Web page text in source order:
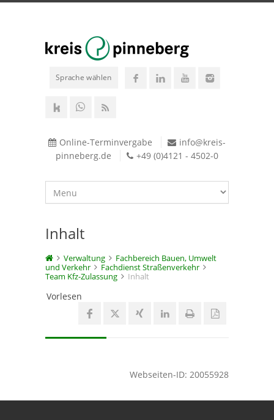
Sprache wählen
Online-Terminvergabe
info@kreis-
pinneberg.de
+49 (0)4121 - 4502-0
Inhalt
Verwaltung
Fachbereich Bauen, Umwelt
und Verkehr
Fachdienst Straßenverkehr
Team Kfz-Zulassung
Inhalt
Vorlesen
Webseiten-ID: 20055928